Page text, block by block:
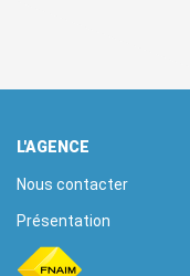
L'AGENCE
Nous contacter
Présentation